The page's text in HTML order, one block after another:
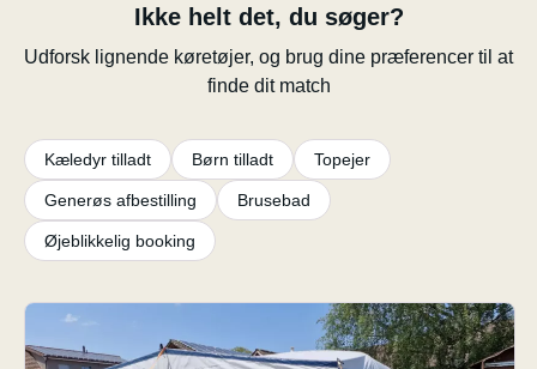
Ikke helt det, du søger?
Udforsk lignende køretøjer, og brug dine præferencer til at
finde dit match
Kæledyr tilladt Børn tilladt Topejer
Generøs afbestilling Brusebad
Øjeblikkelig booking